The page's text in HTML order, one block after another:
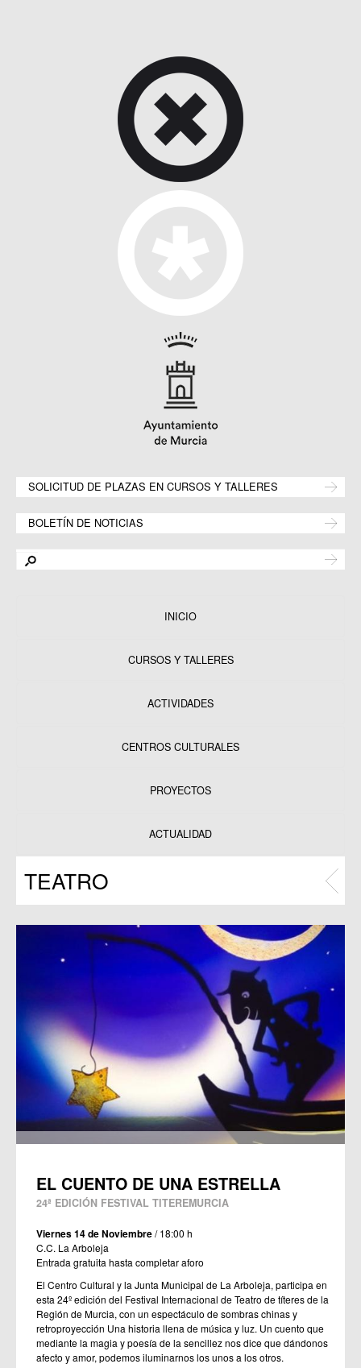
SOLICITUD DE PLAZAS EN CURSOS Y TALLERES
BOLETÍN DE NOTICIAS
INICIO
CURSOS Y TALLERES
ACTIVIDADES
CENTROS CULTURALES
PROYECTOS
Programas
ACTUALIDAD
TEATRO
EL CUENTO DE UNA ESTRELLA
24ª EDICIÓN FESTIVAL TITEREMURCIA
Viernes 14 de Noviembre/ 18:00 h
C.C. La Arboleja
Entrada gratuita hasta completar aforo
El Centro Cultural y la Junta Municipal de La Arboleja, participa en
esta 24º edición del Festival Internacional de Teatro de títeres de la
Región de Murcia, con un espectáculo de sombras chinas y
retroproyección Una historia llena de música y luz. Un cuento que
mediante la magia y poesía de la sencillez nos dice que dándonos
afecto y amor, podemos iluminarnos los unos a los otros.